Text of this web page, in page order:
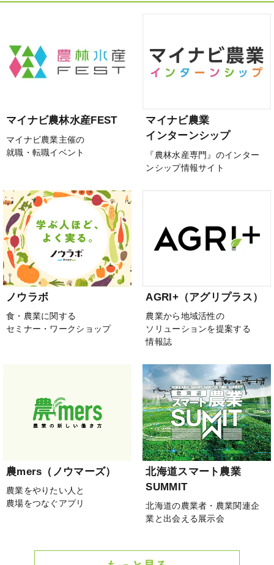
マイナビ農林水産FEST
マイナビ農業主催の
就職・転職イベント
マイナビ農業
インターンシップ
『農林水産専門』のインター
ンシップ情報サイト
ノウラボ
食・農業に関する
セミナー・ワークショップ
AGRI+（アグリプラス）
農業から地域活性の
ソリューションを提案する
情報誌
農mers（ノウマーズ）
農業をやりたい人と
農場をつなぐアプリ
北海道スマート農業
SUMMIT
北海道の農業者・農業関連企
業と出会える展示会